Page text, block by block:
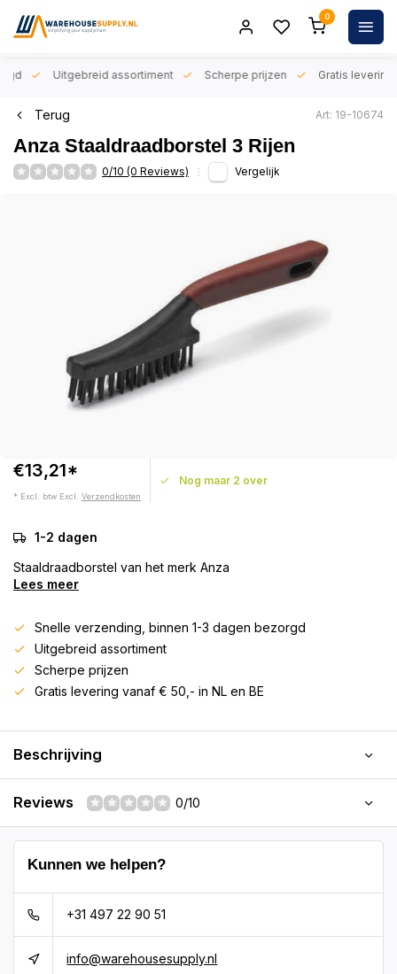
0
Uitgebreid assortiment Scherpe prijzen Gratis levering
Terug Art: 19-10674
Anza Staaldraadborstel 3 Rijen
0/10 (0 Reviews) Vergelijk
€13,21*
* Excl. btw Excl. Verzendkosten
Nog maar 2 over
1-2 dagen
Staaldraadborstel van het merk Anza
Lees meer
Snelle verzending, binnen 1-3 dagen bezorgd
Uitgebreid assortiment
Scherpe prijzen
Gratis levering vanaf € 50,- in NL en BE
Beschrijving
Reviews 0/10
Kunnen we helpen?
+31 497 22 90 51
info@warehousesupply.nl